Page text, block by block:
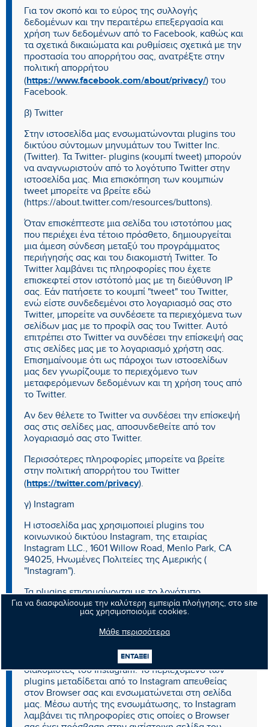
Για να διασφαλίσουμε την καλύτερη εμπειρία πλοήγησης, στο site
μας χρησιμοποιούμε cookies.
Μάθε περισσότερα
ΕΝΤΑΞΕΙ
Για τον σκοπό και το εύρος της συλλογής
δεδομένων και την περαιτέρω επεξεργασία και
χρήση των δεδομένων από το Facebook, καθώς και
τα σχετικά δικαιώματα και ρυθμίσεις σχετικά με την
προστασία του απορρήτου σας, ανατρέξτε στην
πολιτική απορρήτου
(https://www.facebook.com/about/privacy/) του
Facebook.
β) Twitter
Στην ιστοσελίδα μας ενσωματώνονται plugins του
δικτύου σύντομων μηνυμάτων του Twitter Inc.
(Twitter). Τα Twitter- plugins (κουμπί tweet) μπορούν
να αναγνωριστούν από το λογότυπο Twitter στην
ιστοσελίδα μας. Μια επισκόπηση των κουμπιών
tweet μπορείτε να βρείτε εδώ
(https://about.twitter.com/resources/buttons).
Όταν επισκέπτεστε μια σελίδα του ιστοτόπου μας
που περιέχει ένα τέτοιο πρόσθετο, δημιουργείται
μια άμεση σύνδεση μεταξύ του προγράμματος
περιήγησής σας και του διακομιστή Twitter. Το
Twitter λαμβάνει τις πληροφορίες που έχετε
επισκεφτεί στον ιστότοπό μας με τη διεύθυνση IP
σας. Εάν πατήσετε το κουμπί "tweet" του Twitter,
ενώ είστε συνδεδεμένοι στο λογαριασμό σας στο
Twitter, μπορείτε να συνδέσετε τα περιεχόμενα των
σελίδων μας με το προφίλ σας του Twitter. Αυτό
επιτρέπει στο Twitter να συνδέσει την επίσκεψή σας
στις σελίδες μας με το λογαριασμό χρήστη σας.
Επισημαίνουμε ότι ως πάροχοι των ιστοσελίδων
μας δεν γνωρίζουμε το περιεχόμενο των
μεταφερόμενων δεδομένων και τη χρήση τους από
το Twitter.
Αν δεν θέλετε το Twitter να συνδέσει την επίσκεψή
σας στις σελίδες μας, αποσυνδεθείτε από τον
λογαριασμό σας στο Twitter.
Περισσότερες πληροφορίες μπορείτε να βρείτε
στην πολιτική απορρήτου του Twitter
(https://twitter.com/privacy).
γ) Instagram
Η ιστοσελίδα μας χρησιμοποιεί plugins του
κοινωνικού δικτύου Instagram, της εταιρίας
Instagram LLC., 1601 Willow Road, Menlo Park, CA
94025, Ηνωμένες Πολιτείες της Αμερικής (
"Instagram").
Τα plugins επισημαίνονται με το λογότυπο
Instagram, για παράδειγμα με τη μορφή κάμερας
Όταν επισκέπτεστε μια σελίδα του ιστοτόπου μας
που περιέχει ένα τέτοιο πρόσθετο, το πρόγραμμα
περιήγησής σας συνδέεται απευθείας με τους
διακομιστές του Instagram. Το περιεχόμενο των
plugins μεταδίδεται από το Instagram απευθείας
στον Browser σας και ενσωματώνεται στη σελίδα
μας. Μέσω αυτής της ενσωμάτωσης, το Instagram
λαμβάνει τις πληροφορίες στις οποίες ο Browser